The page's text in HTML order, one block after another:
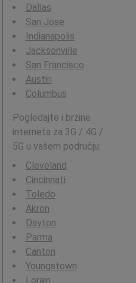
Dallas
San Jose
Indianapolis
Jacksonville
San Francisco
Austin
Columbus
Pogledajte i brzine
interneta za 3G / 4G /
5G u vašem području:
Cleveland
Cincinnati
Toledo
Akron
Dayton
Parma
Canton
Youngstown
Lorain